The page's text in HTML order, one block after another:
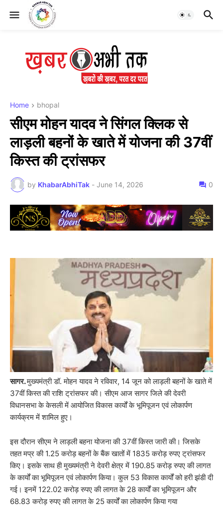
Home bhopal
सीएम मोहन यादव ने सिंगल क्लिक से
लाड़ली बहनों के खाते में योजना की 37वीं
किस्त की ट्रांसफर
by KhabarAbhiTak - June 14, 2026 0
सागर.मुख्यमंत्री डॉ. मोहन यादव ने रविवार, 14 जून को लाड़ली बहनों के खाते में
37वीं किस्त की राशि ट्रांसफर की। सीएम आज सागर जिले की देवरी
विधानसभा के केसली में आयोजित विकास कार्यों के भूमिपूजन एवं लोकार्पण
कार्यक्रम में शामिल हुए।
इस दौरान सीएम ने लाड़ली बहना योजना की 37वीं किस्त जारी की। जिसके
तहत मप्र की 1.25 करोड़ बहनों के बैंक खातों में 1835 करोड़ रुपए ट्रांसफर
किए। इसके साथ ही मुख्यमंत्री ने देवरी क्षेत्र में 190.85 करोड़ रुपए की लागत
के कार्यों का भूमिपूजन एवं लोकार्पण किया। कुल 53 विकास कार्यों को हरी झंडी दी
गई। इनमें 122.02 करोड़ रुपए की लागत के 28 कार्यों का भूमिपूजन और
68.83 करोड़ रुपए की लागत के 25 कार्यों का लोकार्पण किया गया